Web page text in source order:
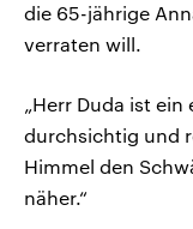
die 65-jährige
verraten will.
„Herr Duda ist
durchsichtig und
Himmel den
näher.“